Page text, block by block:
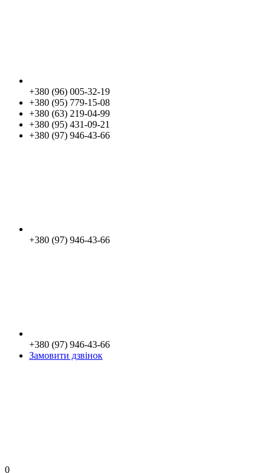
+380 (96) 005-32-19
+380 (95) 779-15-08
+380 (63) 219-04-99
+380 (95) 431-09-21
+380 (97) 946-43-66
+380 (97) 946-43-66
+380 (97) 946-43-66
Замовити дзвінок
0